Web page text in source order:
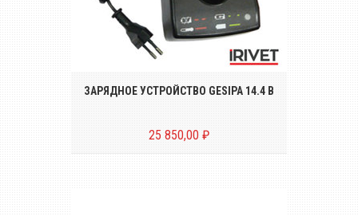
Зарядное устройство GESIPA для Li-Ion
аккумуляторных батарей 14.4 В
ЗАРЯДНОЕ УСТРОЙСТВО GESIPA 14.4 В
25 850,00 ₽